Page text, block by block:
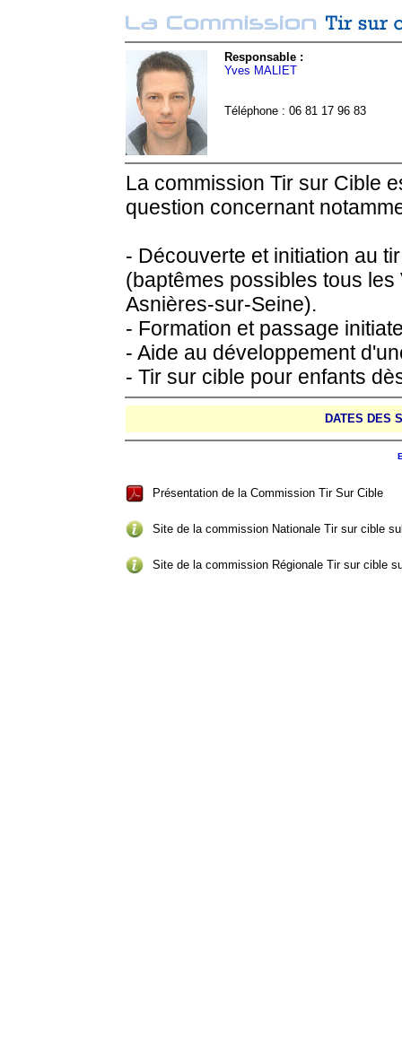
Responsable :
Yves MALIET
Téléphone : 06 81 17 96 83
La commission Tir sur Cible
question concernant
- Découverte et initiation au
(baptêmes possibles tous
Asnières-sur-Seine).
- Formation et passage
- Aide au développement
- Tir sur cible pour enfants
DATES DES
Présentation de la Commission Tir Sur Cible
Site de la commission Nationale Tir sur cible
Site de la commission Régionale Tir sur cible